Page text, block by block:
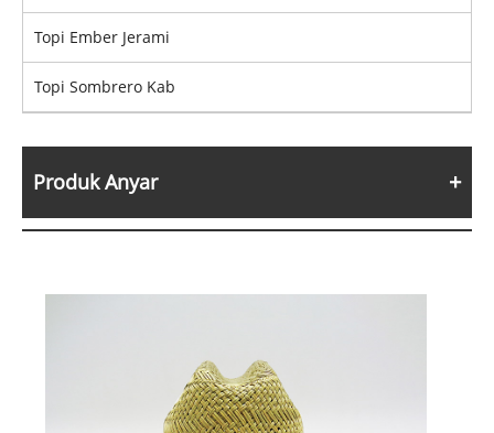
Topi Ember Jerami
Topi Sombrero Kab
Produk Anyar